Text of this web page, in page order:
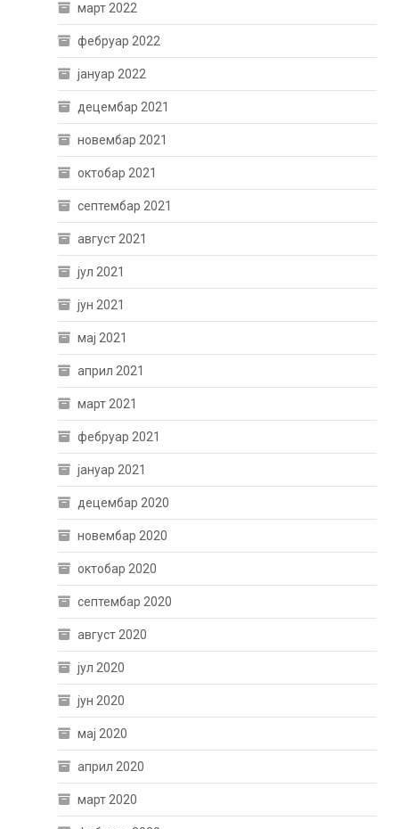
март 2022
фебруар 2022
јануар 2022
децембар 2021
новембар 2021
октобар 2021
септембар 2021
август 2021
јул 2021
јун 2021
мај 2021
април 2021
март 2021
фебруар 2021
јануар 2021
децембар 2020
новембар 2020
октобар 2020
септембар 2020
август 2020
јул 2020
јун 2020
мај 2020
април 2020
март 2020